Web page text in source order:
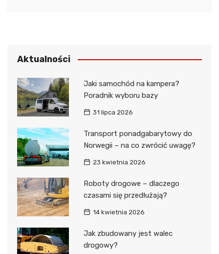
Aktualności
Jaki samochód na kampera?
Poradnik wyboru bazy
31 lipca 2026
Transport ponadgabarytowy do
Norwegii – na co zwrócić uwagę?
23 kwietnia 2026
Roboty drogowe – dlaczego
czasami się przedłużają?
14 kwietnia 2026
Jak zbudowany jest walec
drogowy?